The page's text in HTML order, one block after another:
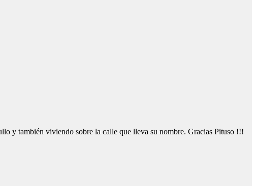
y también viviendo sobre la calle que lleva su nombre. Gracias Pituso !!!